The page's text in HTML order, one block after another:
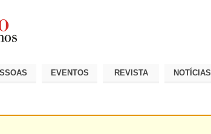
EVENTOS REVISTA NOTÍCIAS